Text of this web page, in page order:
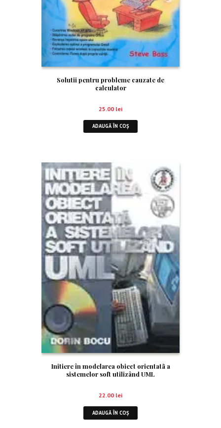
Solutii pentru probleme cauzate de
calculator
25.00 lei
ADAUGĂ ÎN COȘ
Initiere în modelarea obiect orientatã a
sistemelor soft utilizând UML
22.00 lei
ADAUGĂ ÎN COȘ